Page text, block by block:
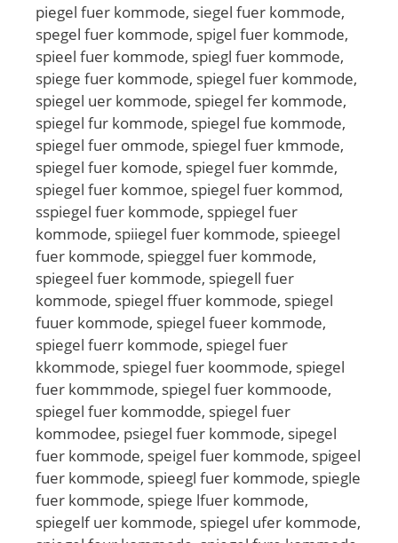
piegel fuer kommode, siegel fuer kommode,
spegel fuer kommode, spigel fuer kommode,
spieel fuer kommode, spiegl fuer kommode,
spiege fuer kommode, spiegel fuer kommode,
spiegel uer kommode, spiegel fer kommode,
spiegel fur kommode, spiegel fue kommode,
spiegel fuer ommode, spiegel fuer kmmode,
spiegel fuer komode, spiegel fuer kommde,
spiegel fuer kommoe, spiegel fuer kommod,
sspiegel fuer kommode, sppiegel fuer
kommode, spiiegel fuer kommode, spieegel
fuer kommode, spieggel fuer kommode,
spiegeel fuer kommode, spiegell fuer
kommode, spiegel ffuer kommode, spiegel
fuuer kommode, spiegel fueer kommode,
spiegel fuerr kommode, spiegel fuer
kkommode, spiegel fuer koommode, spiegel
fuer kommmode, spiegel fuer kommoode,
spiegel fuer kommodde, spiegel fuer
kommodee, psiegel fuer kommode, sipegel
fuer kommode, speigel fuer kommode, spigeel
fuer kommode, spieegl fuer kommode, spiegle
fuer kommode, spiege lfuer kommode,
spiegelf uer kommode, spiegel ufer kommode,